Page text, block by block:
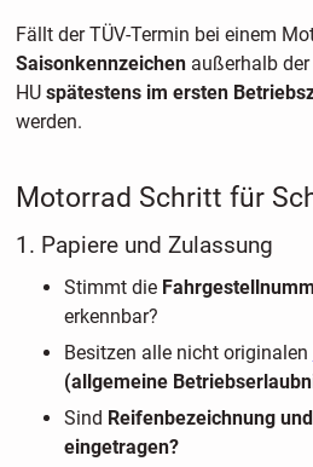
Fällt der TÜV-Termin bei einem
Saisonkennzeichenaußerhalb der
HU spätestens im ersten
werden.
Motorrad Schritt für
1. Papiere und Zulassung
Stimmt die
erkennbar?
Besitzen alle nicht originalen
(allgemeine
Sind Reifenbezeichnung
eingetragen?